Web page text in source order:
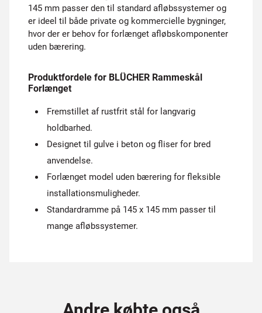
145 mm passer den til standard afløbssystemer og
er ideel til både private og kommercielle bygninger,
hvor der er behov for forlænget afløbskomponenter
uden bærering.
Produktfordele for BLÜCHER Rammeskål
Forlænget
Fremstillet af rustfrit stål for langvarig
holdbarhed.
Designet til gulve i beton og fliser for bred
anvendelse.
Forlænget model uden bærering for fleksible
installationsmuligheder.
Standardramme på 145 x 145 mm passer til
mange afløbssystemer.